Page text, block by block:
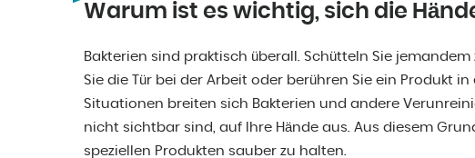
Warum ist es wichtig, sich die
Bakterien sind praktisch überall. Schütteln Sie jemandem
Sie die Tür bei der Arbeit oder berühren Sie ein Produkt
Situationen breiten sich Bakterien und andere
nicht sichtbar sind, auf Ihre Hände aus. Aus diesem
speziellen Produkten sauber zu halten.